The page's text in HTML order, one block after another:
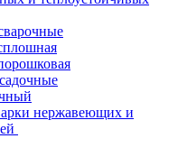
нержавеющих и